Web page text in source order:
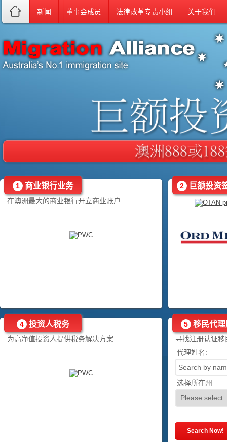
新闻 董事会成员 法律改革专责小组 关于我们
1 商业银行业务
在澳洲最大的商业银行开立商业账户
2 巨额投资
4 投资人税务
为高净值投资人提供税务解决方案
5 移民代理
寻找注册认证移
代理姓名:
选择所在州: